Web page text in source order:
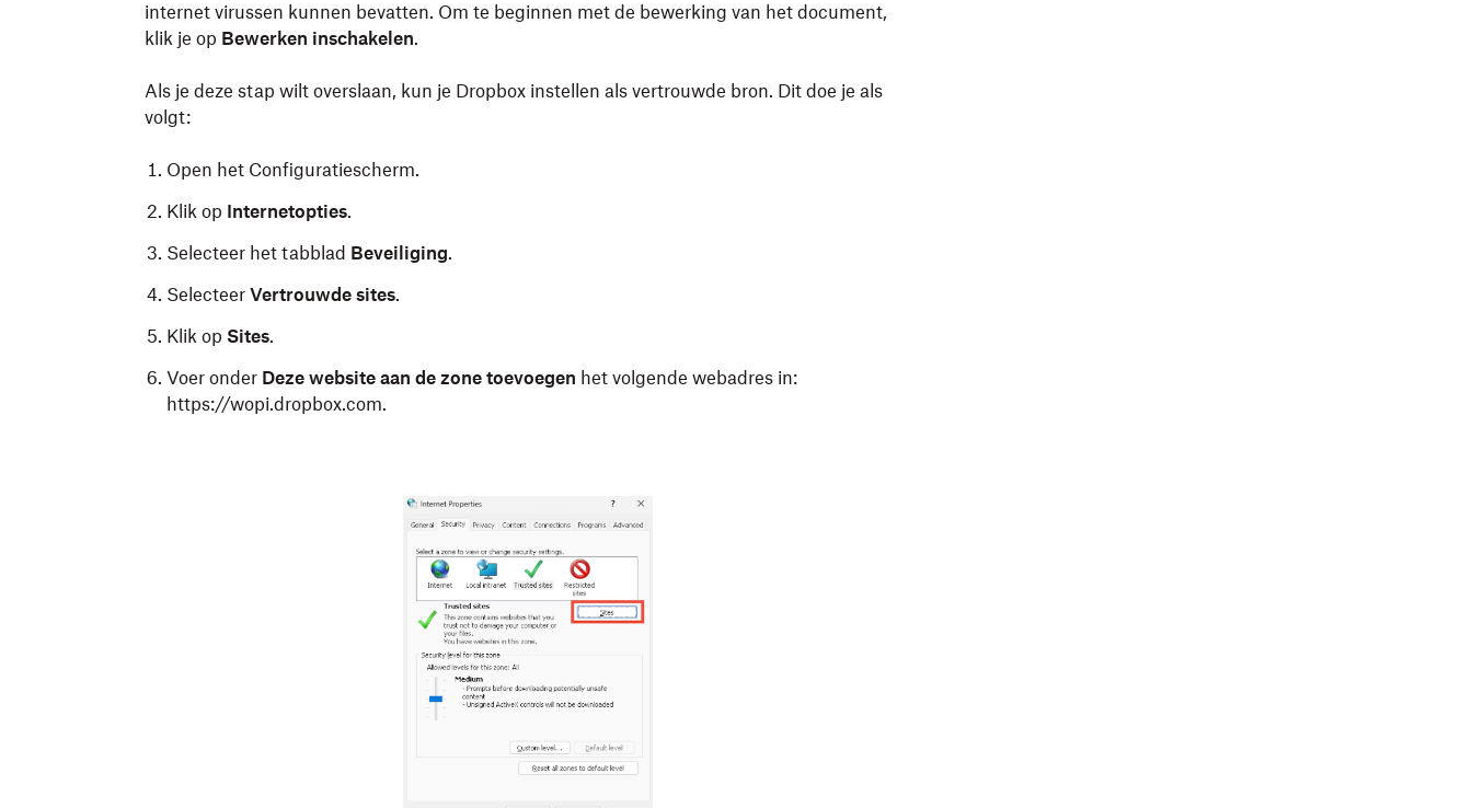
internet virussen kunnen bevatten. Om te beginnen met de bewerking van het document,
klik je op Bewerken inschakelen.
Als je deze stap wilt overslaan, kun je Dropbox instellen als vertrouwde bron. Dit doe je als
volgt:
Open het Configuratiescherm.
Klik op Internetopties.
Selecteer het tabblad Beveiliging.
Selecteer Vertrouwde sites.
Klik op Sites.
Voer onder Deze website aan de zone toevoegen het volgende webadres in:
https://wopi.dropbox.com.